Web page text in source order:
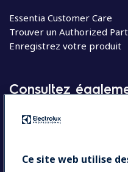
Essentia Customer Care
Trouver un Authorized
Enregistrez votre produit
Consultez
Molteni
Appareils
Ce site web utilise